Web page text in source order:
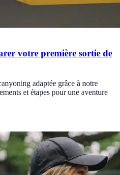
votre première sortie de
adaptée grâce à notre
et étapes pour une aventure